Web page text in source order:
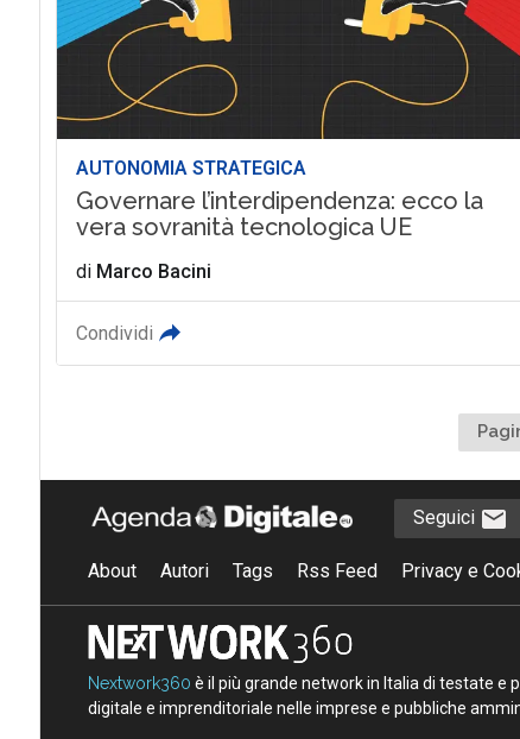
AUTONOMIA STRATEGICA
Governare l’interdipendenza: ecco la
vera sovranità tecnologica UE
di Marco Bacini
Condividi
Seguici
About Autori Tags Rss Feed Privacy e
Nextwork360 è il più grande network in Italia di testate e
digitale e imprenditoriale nelle imprese e pubbliche